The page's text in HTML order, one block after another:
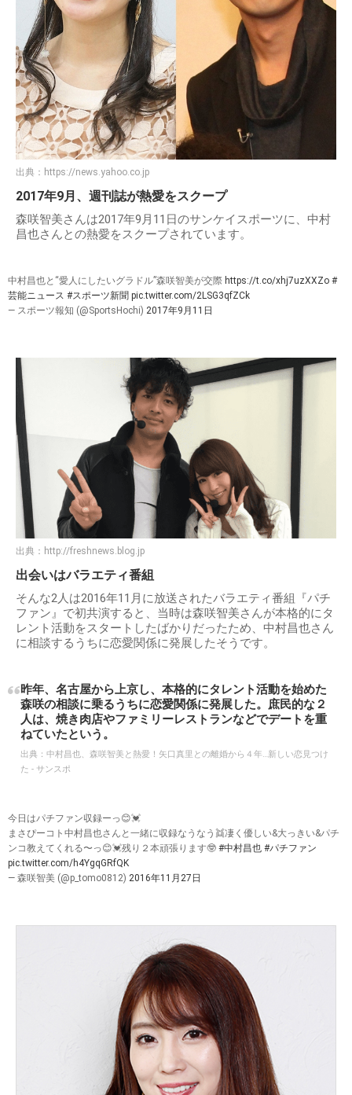
出典： https://news.yahoo.co.jp
2017年9月、週刊誌が熱愛をスクープ
森咲智美さんは2017年9月11日のサンケイスポーツに、中村
昌也さんとの熱愛をスクープされています。
中村昌也と“愛人にしたいグラドル”森咲智美が交際 https://t.co/xhj7uzXXZo #
芸能ニュース #スポーツ新聞 pic.twitter.com/2LSG3qfZCk
— スポーツ報知 (@SportsHochi) 2017年9月11日
出典： http://freshnews.blog.jp
出会いはバラエティ番組
そんな2人は2016年11月に放送されたバラエティ番組『パチ
ファン』で初共演すると、当時は森咲智美さんが本格的にタ
レント活動をスタートしたばかりだったため、中村昌也さん
に相談するうちに恋愛関係に発展したそうです。
昨年、名古屋から上京し、本格的にタレント活動を始めた
森咲の相談に乗るうちに恋愛関係に発展した。庶民的な２
人は、焼き肉店やファミリーレストランなどでデートを重
ねていたという。
出典： 中村昌也、森咲智美と熱愛！矢口真里との離婚から４年…新しい恋見つけ
た - サンスポ
今日はパチファン収録ーっ😊💓
まさぴーコト中村昌也さんと一緒に収録なうなう👯凄く優しい&大っきい&パチ
ンコ教えてくれる〜っ😊💓残り２本頑張ります🤓 #中村昌也 #パチファン
pic.twitter.com/h4YgqGRfQK
— 森咲智美 (@p_tomo0812) 2016年11月27日